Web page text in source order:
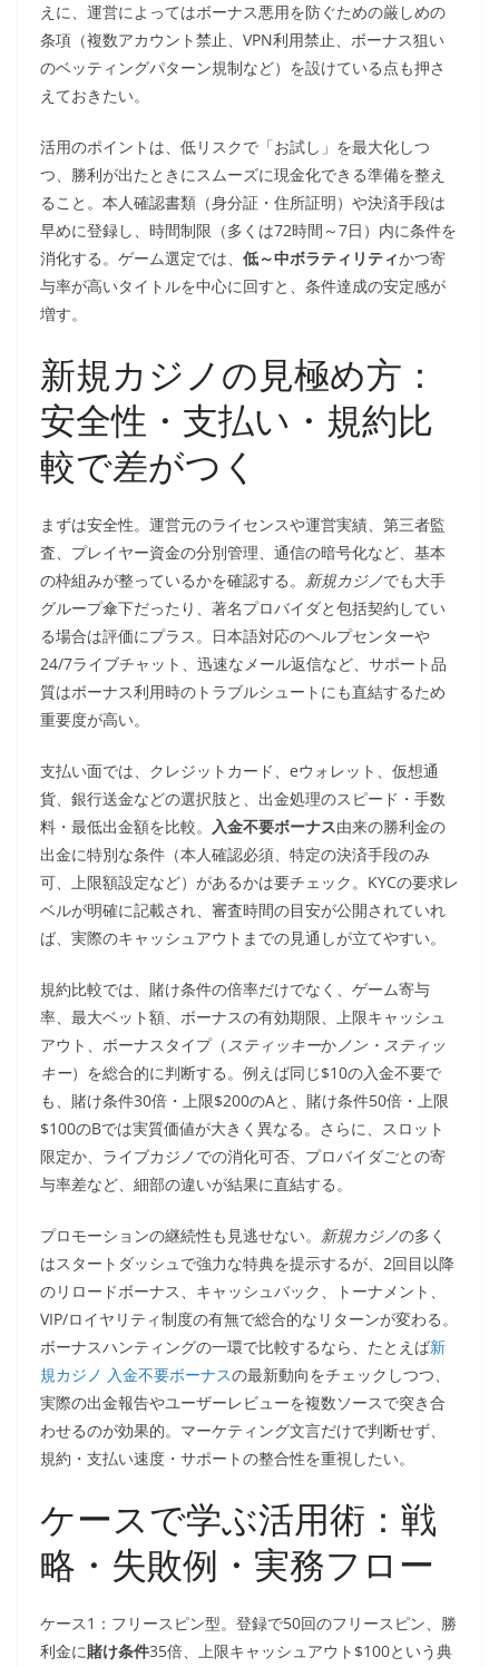
えに、運営によってはボーナス悪用を防ぐための厳しめの
条項（複数アカウント禁止、VPN利用禁止、ボーナス狙い
のベッティングパターン規制など）を設けている点も押さ
えておきたい。
活用のポイントは、低リスクで「お試し」を最大化しつ
つ、勝利が出たときにスムーズに現金化できる準備を整え
ること。本人確認書類（身分証・住所証明）や決済手段は
早めに登録し、時間制限（多くは72時間～7日）内に条件を
消化する。ゲーム選定では、 低～中ボラティリティかつ寄
与率が高いタイトルを中心に回すと、条件達成の安定感が
増す。
新規カジノの見極め方：
安全性・支払い・規約比
較で差がつく
まずは安全性。運営元のライセンスや運営実績、第三者監
査、プレイヤー資金の分別管理、通信の暗号化など、基本
の枠組みが整っているかを確認する。 新規カジノでも大手
グループ傘下だったり、著名プロバイダと包括契約してい
る場合は評価にプラス。日本語対応のヘルプセンターや
24/7ライブチャット、迅速なメール返信など、サポート品
質はボーナス利用時のトラブルシュートにも直結するため
重要度が高い。
支払い面では、クレジットカード、eウォレット、仮想通
貨、銀行送金などの選択肢と、出金処理のスピード・手数
料・最低出金額を比較。 入金不要ボーナス由来の勝利金の
出金に特別な条件（本人確認必須、特定の決済手段のみ
可、上限額設定など）があるかは要チェック。KYCの要求レ
ベルが明確に記載され、審査時間の目安が公開されていれ
ば、実際のキャッシュアウトまでの見通しが立てやすい。
規約比較では、賭け条件の倍率だけでなく、ゲーム寄与
率、最大ベット額、ボーナスの有効期限、上限キャッシュ
アウト、ボーナスタイプ（スティッキーかノン・スティッ
キー）を総合的に判断する。例えば同じ$10の入金不要で
も、賭け条件30倍・上限$200のAと、賭け条件50倍・上限
$100のBでは実質価値が大きく異なる。さらに、スロット
限定か、ライブカジノでの消化可否、プロバイダごとの寄
与率差など、細部の違いが結果に直結する。
プロモーションの継続性も見逃せない。 新規カジノの多く
はスタートダッシュで強力な特典を提示するが、2回目以降
のリロードボーナス、キャッシュバック、トーナメント、
VIP/ロイヤリティ制度の有無で総合的なリターンが変わる。
ボーナスハンティングの一環で比較するなら、たとえば新
規カジノ 入金不要ボーナスの最新動向をチェックしつつ、
実際の出金報告やユーザーレビューを複数ソースで突き合
わせるのが効果的。マーケティング文言だけで判断せず、
規約・支払い速度・サポートの整合性を重視したい。
ケースで学ぶ活用術：戦
略・失敗例・実務フロー
ケース1：フリースピン型。登録で50回のフリースピン、勝
利金に賭け条件35倍、上限キャッシュアウト$100という典